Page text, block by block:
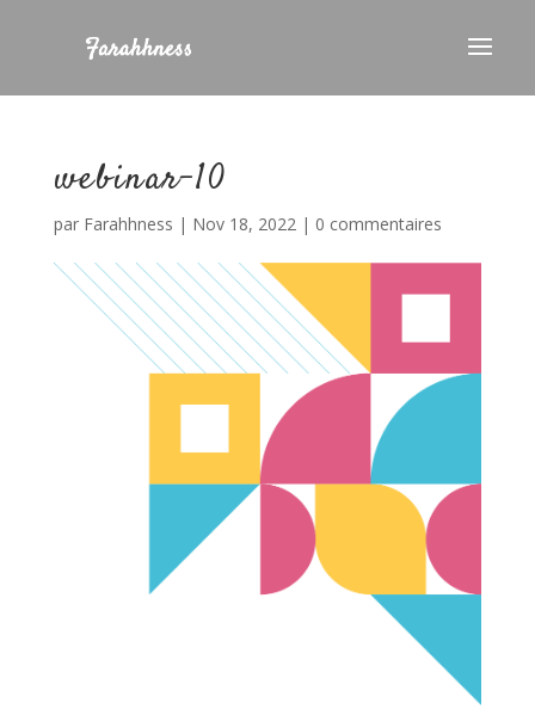
webinar-10
par Farahhness | Nov 18, 2022| 0 commentaires